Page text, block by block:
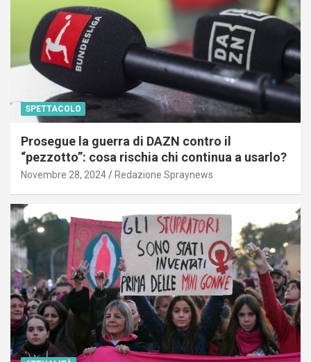
SPETTACOLO
Prosegue la guerra di DAZN contro il
“pezzotto”: cosa rischia chi continua a usarlo?
Novembre 28, 2024 Redazione Spraynews